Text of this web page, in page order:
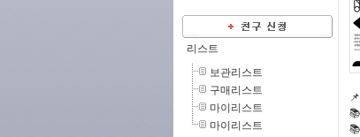
리스트
보관리스트
구매리스트
마이리스트
마이리스트